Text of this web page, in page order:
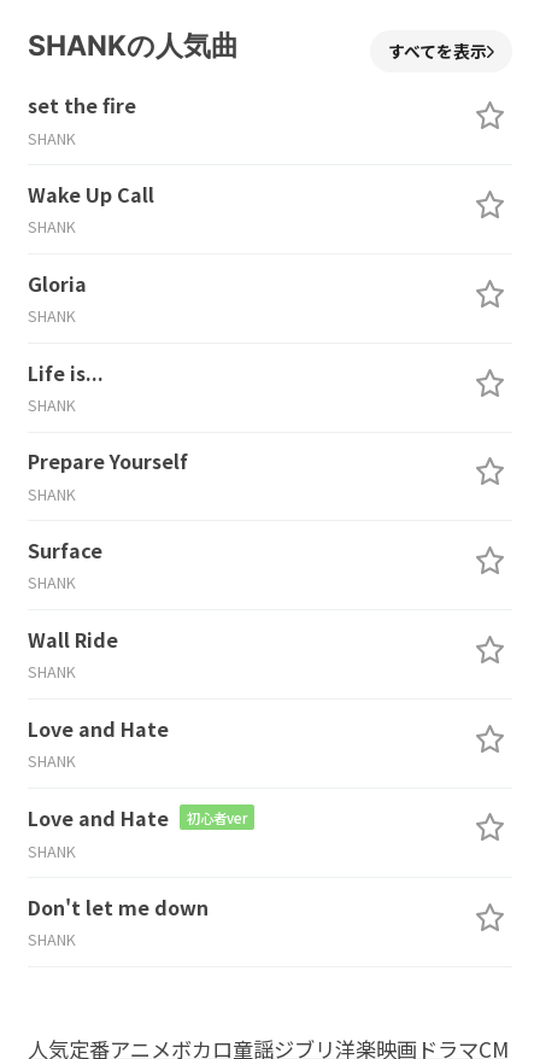
SHANKの人気曲 すべてを表示
set the fire
SHANK
Wake Up Call
SHANK
Gloria
SHANK
Life is...
SHANK
Prepare Yourself
SHANK
Surface
SHANK
Wall Ride
SHANK
Love and Hate
SHANK
Love and Hate 初心者ver
SHANK
Don't let me down
SHANK
人気定番アニメボカロ童謡ジブリ洋楽映画ドラマCM